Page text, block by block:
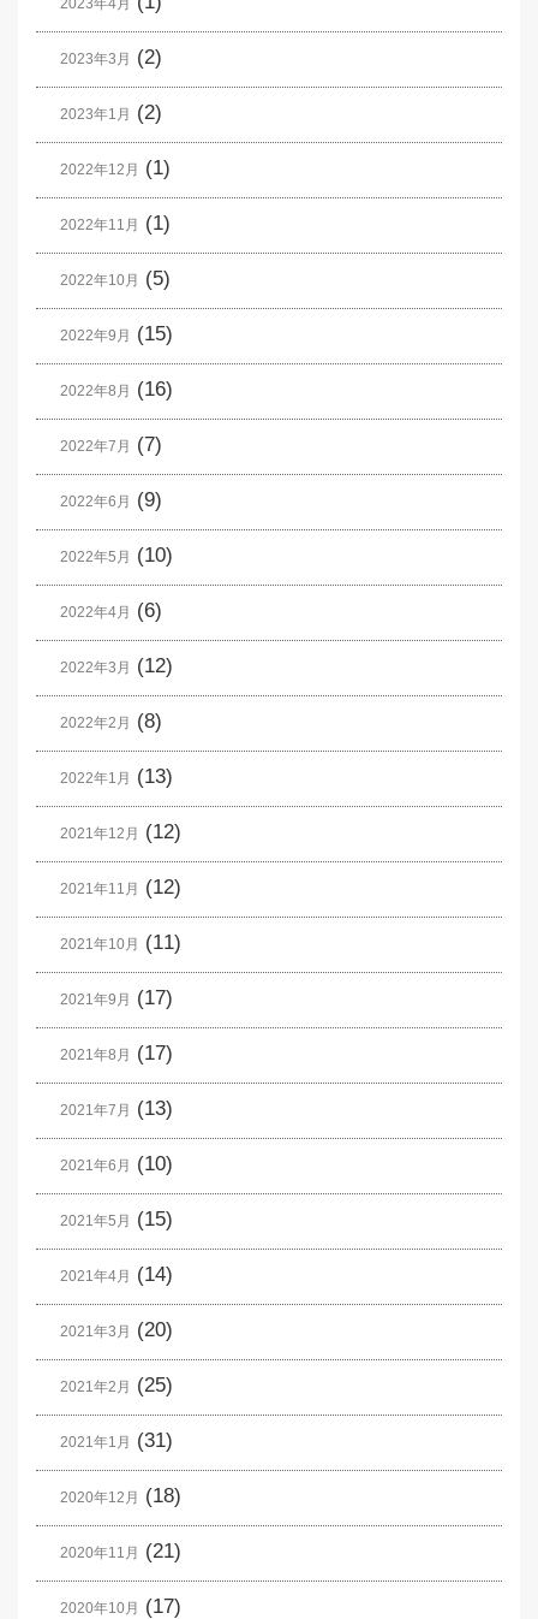
2023年4月
2023年3月 (2)
2023年1月 (2)
2022年12月 (1)
2022年11月 (1)
2022年10月 (5)
2022年9月 (15)
2022年8月 (16)
2022年7月 (7)
2022年6月 (9)
2022年5月 (10)
2022年4月 (6)
2022年3月 (12)
2022年2月 (8)
2022年1月 (13)
2021年12月 (12)
2021年11月 (12)
2021年10月 (11)
2021年9月 (17)
2021年8月 (17)
2021年7月 (13)
2021年6月 (10)
2021年5月 (15)
2021年4月 (14)
2021年3月 (20)
2021年2月 (25)
2021年1月 (31)
2020年12月 (18)
2020年11月 (21)
2020年10月 (17)